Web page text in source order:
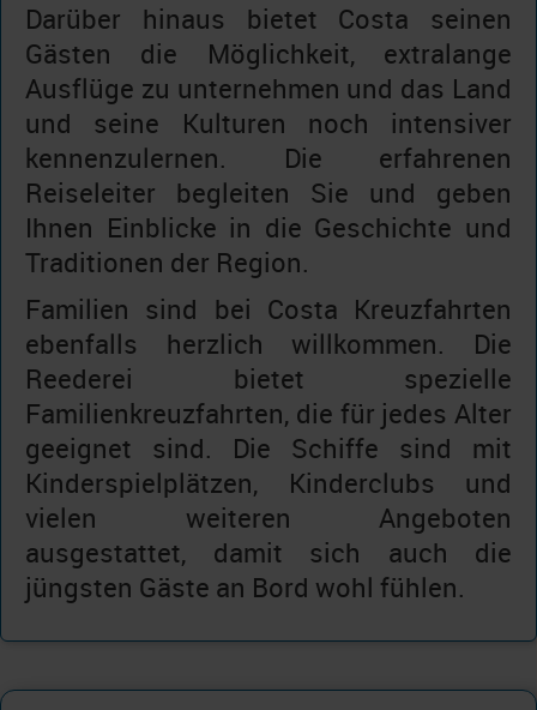
Darüber hinaus bietet Costa seinen
Gästen die Möglichkeit, extralange
Ausflüge zu unternehmen und das Land
und seine Kulturen noch intensiver
kennenzulernen. Die erfahrenen
Reiseleiter begleiten Sie und geben
Ihnen Einblicke in die Geschichte und
Traditionen der Region.
Familien sind bei Costa Kreuzfahrten
ebenfalls herzlich willkommen. Die
Reederei bietet spezielle
Familienkreuzfahrten, die für jedes Alter
geeignet sind. Die Schiffe sind mit
Kinderspielplätzen, Kinderclubs und
vielen weiteren Angeboten
ausgestattet, damit sich auch die
jüngsten Gäste an Bord wohl fühlen.